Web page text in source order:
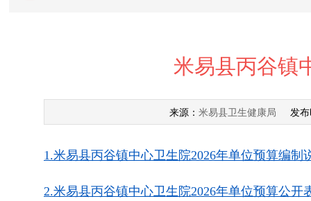
米易县丙谷镇
来源： 米易县卫生健康局 发布
1.米易县丙谷镇中心卫生院2026年单位预算编制
2.米易县丙谷镇中心卫生院2026年单位预算公开